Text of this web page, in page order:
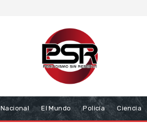
Nacional El Mundo Policía Ciencia